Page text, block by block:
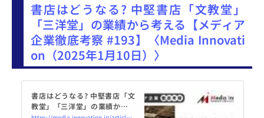
書店はどうなる? 中堅書店「文教堂」
「三洋堂」の業績から考える【メディア
企業徹底考察 #193】〈Media Innovati
on（2025年1月10日）〉
書店はどうなる? 中堅書店「文
教堂」「三洋堂」の業績から考